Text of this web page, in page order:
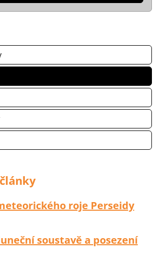
roje Perseidy
soustavě a posezení